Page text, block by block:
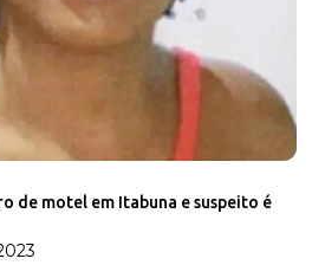
de motel em Itabuna e suspeito é